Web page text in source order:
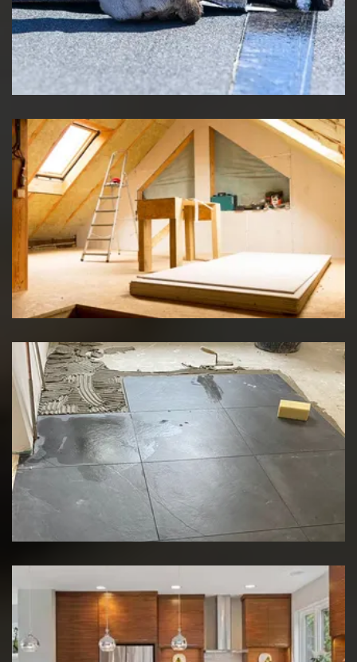
Etancheité de toiture
Travaux d'isolation
Rénovation de sol